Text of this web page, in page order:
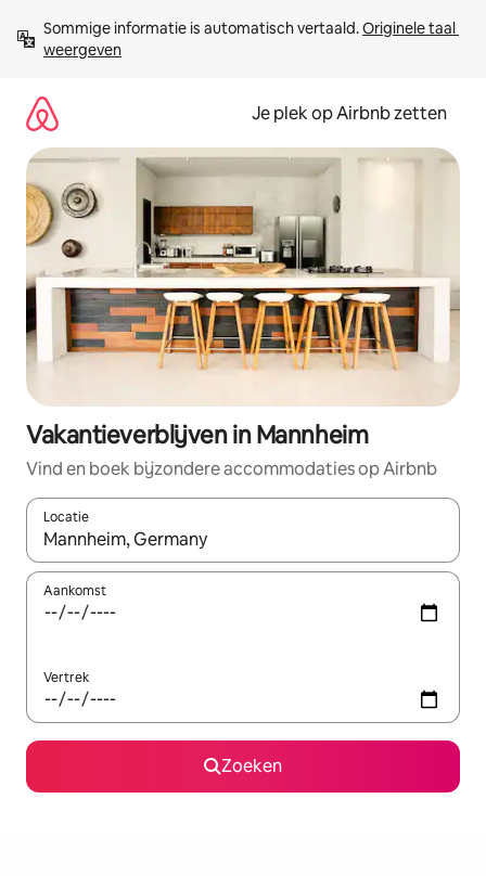
direct
naar
Sommige informatie is automatisch vertaald. Originele taal
weergeven
Je plek op Airbnb zetten
Vakantieverblijven in Mannheim
Vind en boek bijzondere accommodaties op Airbnb
Locatie
Wanneer er resultaten beschikbaar zijn, maak je een keuze
Aankomst
Vertrek
Zoeken